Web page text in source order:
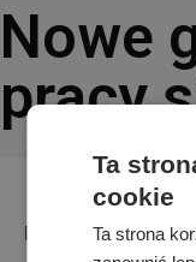
Nowe
pracy
Nowe godziny
Ta
cookie
Ta strona